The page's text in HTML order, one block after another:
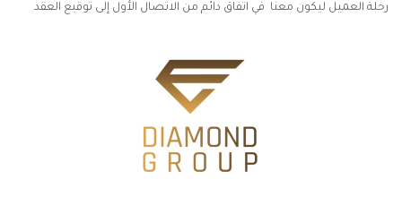
رحلة العميل ليكون معنا في اتفاق دائم من الاتصال الأول إلى توقيع العقد